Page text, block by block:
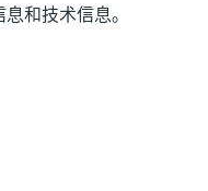
和技术信息。